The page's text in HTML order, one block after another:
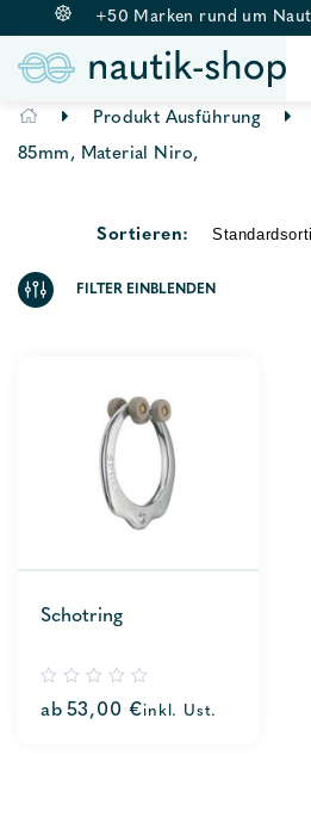
Springe
zum
+50 Marken rund um
ANKERN & BELEGEN
BOJE & FENDER
RETTUNGSWESTEN
BEKLEIDUNG
ZUBEHÖR
Produkt Ausführung
85mm, Material Niro,
FILTER EINBLENDEN
Sortieren:
Schotring
out
ab 53,00€inkl. Ust.